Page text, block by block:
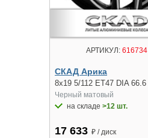
АРТИКУЛ:616734
СКАД Арика
8x19 5/112 ET47 DIA 66.6
Черный матовый
на складе >12 шт.
17 633 ₽ / диск